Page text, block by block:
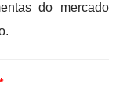
do mercado
*